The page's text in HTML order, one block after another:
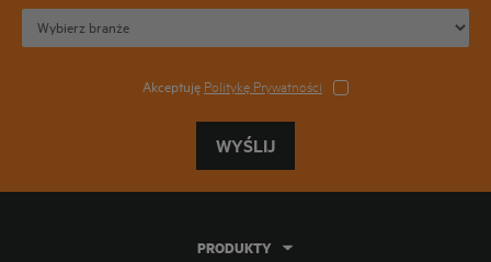
Akceptuję Politykę Prywatności
WYŚLIJ
PRODUKTY